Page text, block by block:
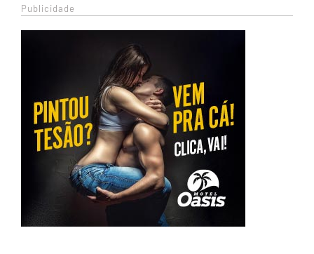
Publicidade